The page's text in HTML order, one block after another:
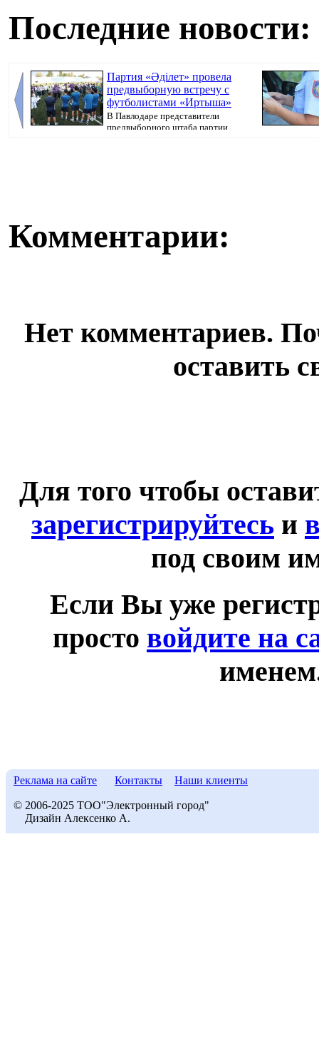
Последние новости:
Партия «Әділет» провела
предвыборную встречу с
футболистами «Иртыша»
В Павлодаре представители
предвыборного штаба партии
Комментарии:
Нет комментариев.
оставить
Для того чтобы
зарегистрируйтесь и
под своим
Если Вы уже
просто войдите на
Реклама на сайте Контакты Наши клиенты
© 2006-2025 ТОО"Электронный город"
Дизайн Алексенко А.